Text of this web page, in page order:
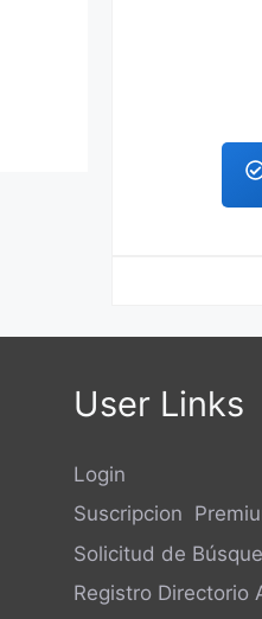
User Links
Login
Suscripcion
Solicitud de
Registro Directorio